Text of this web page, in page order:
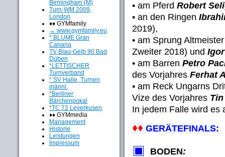
Birmingham (M)
Turn-WM 2009,
London
♦♦ GYMfamily
→ www.gymfamily.eu
* BLUME Gran
Canaria
TV Blau-Gelb 90 Bad
Düben
*LETTISCHER
Turnverband
* SV Halle, Turnen
männl.
*Berliner
Bärchenpokal
*TC 72 Leverkusen
♦♦ GYMmedia
Management
Historie
Leistungen
Impressum
• am Pferd Robert
• an den Ringen
2019),
• am Sprung
Zweiter 2018) und
• am Barren Petro
des Vorjahres Ferhat
• am Reck Ungarns
Vize des Vorjahres
In jedem Falle wird es
♦♦ GERÄTEFINALS:
BODEN: